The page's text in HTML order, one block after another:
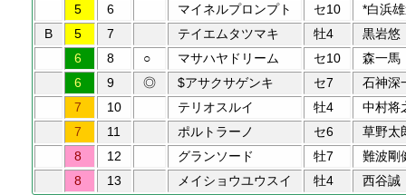
5
6 マイネルプロンプト セ10
*白浜
B
5 7 テイエムタツマキ 牡4
黒岩悠
6
8 ○ マサハヤドリーム セ10
森一馬
6
9 ◎ $アサクサゲンキ セ7
石神深
7
10 テリオスルイ 牡4
中村将
7
11 ポルトラーノ セ6
草野太
8
12 グランソード 牡7
難波剛
8
13 メイショウユウスイ 牡4 西谷誠